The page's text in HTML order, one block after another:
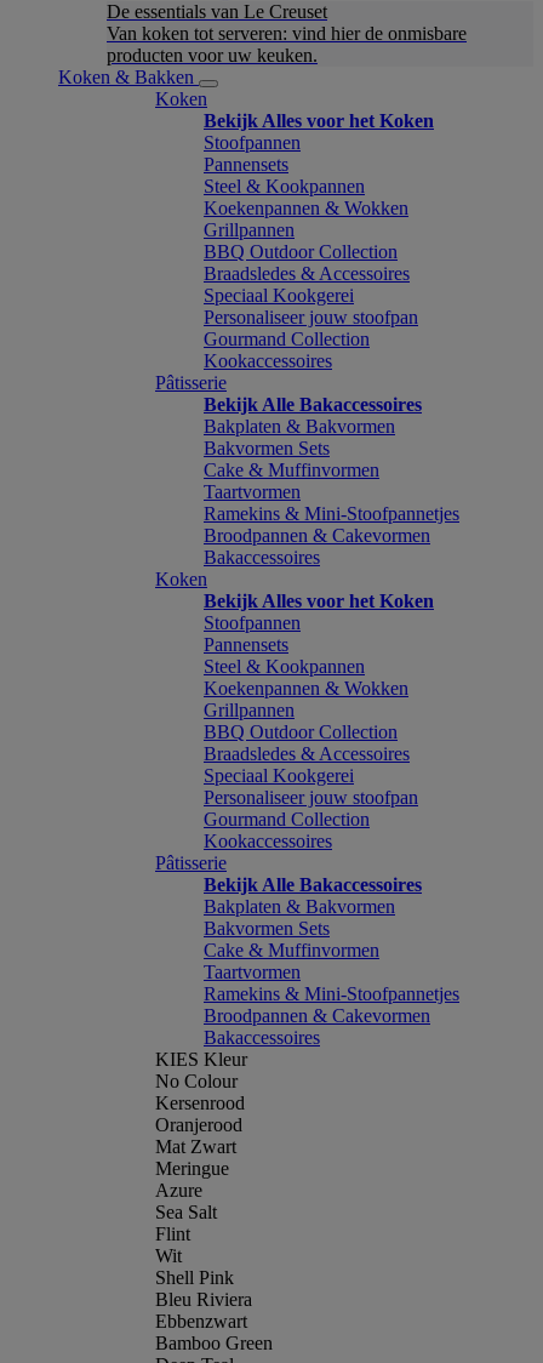
De essentials van Le Creuset
Van koken tot serveren: vind hier de onmisbare
producten voor uw keuken.
Koken & Bakken
Koken
Bekijk Alles voor het Koken
Stoofpannen
Pannensets
Steel & Kookpannen
Koekenpannen & Wokken
Grillpannen
BBQ Outdoor Collection
Braadsledes & Accessoires
Speciaal Kookgerei
Personaliseer jouw stoofpan
Gourmand Collection
Kookaccessoires
Pâtisserie
Bekijk Alle Bakaccessoires
Bakplaten & Bakvormen
Bakvormen Sets
Cake & Muffinvormen
Taartvormen
Ramekins & Mini-Stoofpannetjes
Broodpannen & Cakevormen
Bakaccessoires
Koken
Bekijk Alles voor het Koken
Stoofpannen
Pannensets
Steel & Kookpannen
Koekenpannen & Wokken
Grillpannen
BBQ Outdoor Collection
Braadsledes & Accessoires
Speciaal Kookgerei
Personaliseer jouw stoofpan
Gourmand Collection
Kookaccessoires
Pâtisserie
Bekijk Alle Bakaccessoires
Bakplaten & Bakvormen
Bakvormen Sets
Cake & Muffinvormen
Taartvormen
Ramekins & Mini-Stoofpannetjes
Broodpannen & Cakevormen
Bakaccessoires
KIES Kleur
No Colour
Kersenrood
Oranjerood
Mat Zwart
Meringue
Azure
Sea Salt
Flint
Wit
Shell Pink
Bleu Riviera
Ebbenzwart
Bamboo Green